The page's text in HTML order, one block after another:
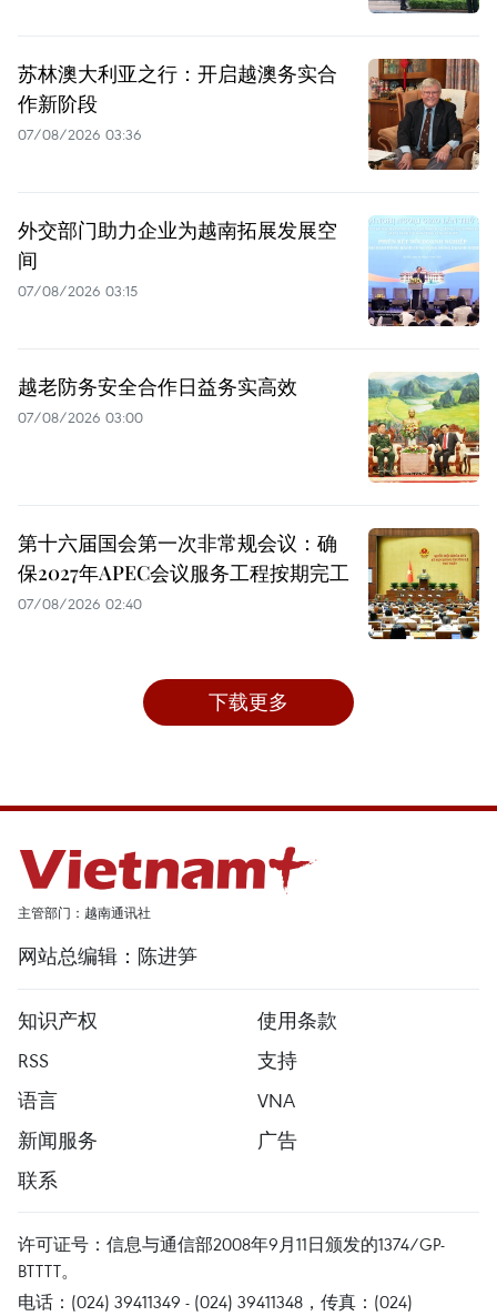
苏林澳大利亚之行：开启越澳务实合
作新阶段
07/08/2026 03:36
外交部门助力企业为越南拓展发展空
间
07/08/2026 03:15
越老防务安全合作日益务实高效
07/08/2026 03:00
第十六届国会第一次非常规会议：确
保2027年APEC会议服务工程按期完工
07/08/2026 02:40
下载更多
主管部门：越南通讯社
网站总编辑：陈进笋
知识产权
使用条款
RSS
支持
语言
VNA
新闻服务
广告
联系
许可证号：信息与通信部2008年9月11日颁发的1374/GP-
BTTTT。
电话：(024) 39411349 - (024) 39411348，传真：(024)